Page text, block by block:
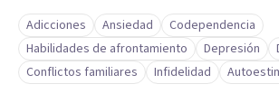
Adicciones Ansiedad
Codependencia
Habilidades de afrontamiento
Depresión
Conflictos familiares
Infidelidad